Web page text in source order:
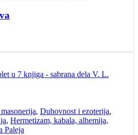
, Duhovnost i ezoterija,
, Hermetizam, kabala, alhemija,
Paleja